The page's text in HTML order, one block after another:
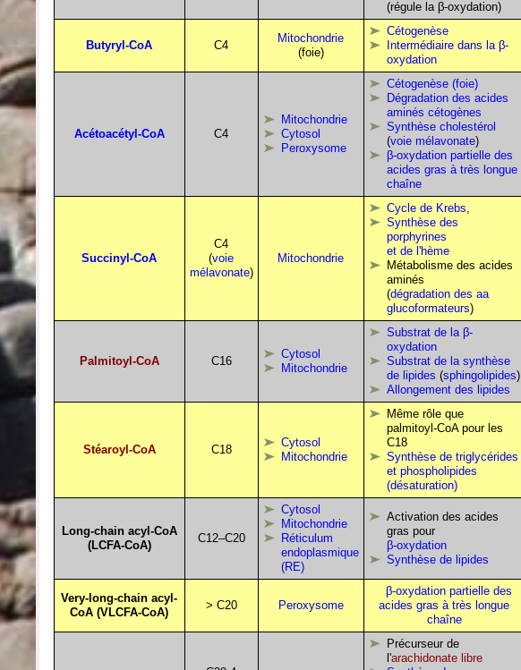
(régule la β-oxydation)
Butyryl-CoA C4
Mitochondrie
(foie)
Cétogenèse
Intermédiaire dans la β-
oxydation
Acétoacétyl-CoA C4
Mitochondrie
Cytosol
Peroxysome
Cétogenèse (foie)
Dégradation des acides
aminés cétogènes
Synthèse cholestérol
(voie mélavonate)
β-oxydation partielle des
acides gras à très longue
chaîne
Succinyl-CoA
C4
(voie
mélavonate)
Mitochondrie
Cycle de Krebs,
Synthèse des
porphyrines
et de l'hème
Métabolisme des acides
aminés
(dégradation des aa
glucoformateurs)
Palmitoyl-CoA C16
Cytosol
Mitochondrie
Substrat de la β-
oxydation
Substrat de la synthèse
de lipides (sphingolipides)
Allongement des lipides
Stéaroyl-CoA C18
Cytosol
Mitochondrie
Même rôle que
palmitoyl-CoA pour les
C18
Synthèse de triglycérides
et phospholipides
(désaturation)
Long-chain acyl-CoA
(LCFA-CoA)
C12–C20
Cytosol
Mitochondrie
Réticulum
endoplasmique
(RE)
Activation des acides
gras pour
β-oxydation
Synthèse de lipides
Very-long-chain acyl-
CoA (VLCFA-CoA)
> C20 Peroxysome
β-oxydation partielle des
acides gras à très longue
chaîne
Précurseur de
l'arachidonate libre